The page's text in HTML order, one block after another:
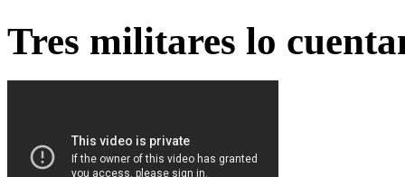
Tres militares lo